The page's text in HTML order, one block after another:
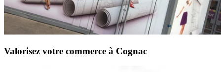
Valorisez votre commerce à Cognac